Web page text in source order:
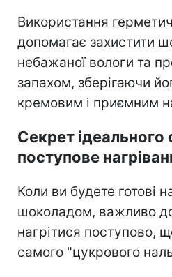
Використання
допомагає захистити
небажаної вологи та
запахом, зберігаючи
кремовим і приємним
Секрет ідеального
поступове
Коли ви будете готові
шоколадом, важливо
нагрітися поступово,
самого "цукрового